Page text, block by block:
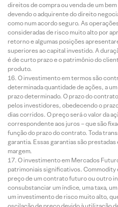
direitos de compra ou venda de um
devendo o adquirente do direito
como num acordo seguro. As
consideradas de risco muito alto por
retorno e algumas posições
superiores ao capital investido. A
é de curto prazo e o patrimônio do
produto.
O investimento em termos são
determinada quantidade de ações, a
prazo determinado. O prazo do
pelos investidores, obedecendo o
dias corridos. O preço será o valor da
correspondente aos juros – que são
função do prazo do contrato. Toda
garantia. Essas garantias são
margem.
O investimento em Mercados
patrimoniais significativos.
preço de um contrato futuro ou outro
consubstanciar um índice, uma taxa,
um investimento de risco muito alto,